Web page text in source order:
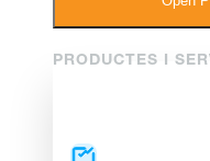
PRODUCTES I